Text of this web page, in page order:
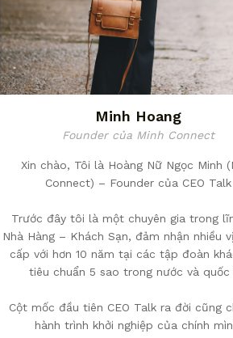
Minh Hoang
Founder của Minh Connect
Xin chào, Tôi là Hoàng Nữ Ngọc Minh
Connect) – Founder của CEO Talk
Trước đây tôi là một chuyên gia trong
Nhà Hàng – Khách Sạn, đảm nhận nhiều
cấp với hơn 10 năm tại các tập đoàn
tiêu chuẩn 5 sao trong nước và quốc
Cột mốc đầu tiên CEO Talk ra đời cũng
hành trình khởi nghiệp của chính